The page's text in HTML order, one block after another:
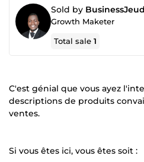
Sold by
Growth Maketer
Total sale1
C'est génial que vous ayez
descriptions de produits
ventes.
Si vous êtes ici, vous êtes soit :